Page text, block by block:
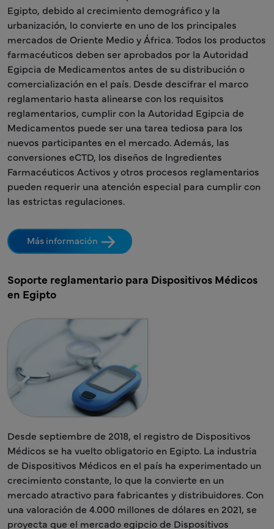
Egipto, debido al crecimiento demográfico y la
urbanización, lo convierte en uno de los principales
mercados de Oriente Medio y África. Todos los productos
farmacéuticos deben ser aprobados por la Autoridad
Egipcia de Medicamentos antes de su distribución o
comercialización en el país. Desde descifrar el marco
reglamentario hasta alinearse con los requisitos
reglamentarios, cumplir con la Autoridad Egipcia de
Medicamentos puede ser una tarea tediosa para los
nuevos participantes en el mercado. Además, las
conversiones eCTD, los diseños de Ingredientes
Farmacéuticos Activos y otros procesos reglamentarios
pueden requerir una atención especial para cumplir con
las estrictas regulaciones.
Más información
Soporte reglamentario para Dispositivos Médicos
en Egipto
Desde septiembre de 2018, el registro de Dispositivos
Médicos se ha vuelto obligatorio en Egipto. La industria
de Dispositivos Médicos en el país ha experimentado un
crecimiento constante, lo que la convierte en un
mercado atractivo para fabricantes y distribuidores. Con
una valoración de 4.000 millones de dólares en 2021, se
proyecta que el mercado egipcio de Dispositivos